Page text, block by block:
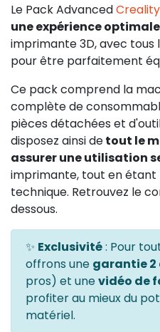
Le Pack Advanced
une expérience optimale
imprimante 3D, avec tous
pour être parfaitement
Ce pack comprend la
complète de
pièces détachées et
disposez ainsi detout le
assurer une utilisation
imprimante, tout en
technique. Retrouvez le
dessous.
✨ Exclusivité: Pour
offrons une garantie 2
pros) et unevidéo de
profiter au mieux du
matériel.